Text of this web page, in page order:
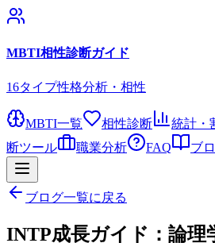
MBTI相性診断ガイド
16タイプ性格分析・相性
MBTI一覧 相性診断 統計・
断ツール
職業分析 FAQ ブ
ブログ一覧に戻る
INTP成長ガイド：論理